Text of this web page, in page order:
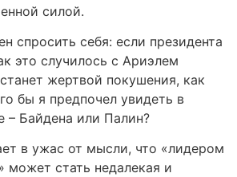
силой.
спросить себя: если президента
это случилось с Ариэлем
жертвой покушения, как
бы я предпочел увидеть в
– Байдена или Палин?
в ужас от мысли, что «лидером
может стать недалекая и